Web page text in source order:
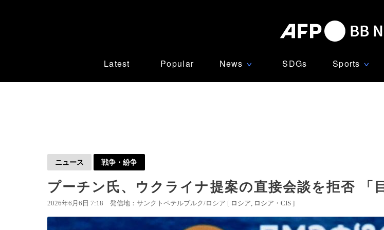
Latest Popular News ∨ SDGs Sports ∨
ニュース 戦争・紛争
プーチン氏、ウクライナ提案の直接会談を拒否 「
2026年6月6日 7:18 発信地：サンクトペテルブルク/ロシア [ ロシア ロシア・CIS ]